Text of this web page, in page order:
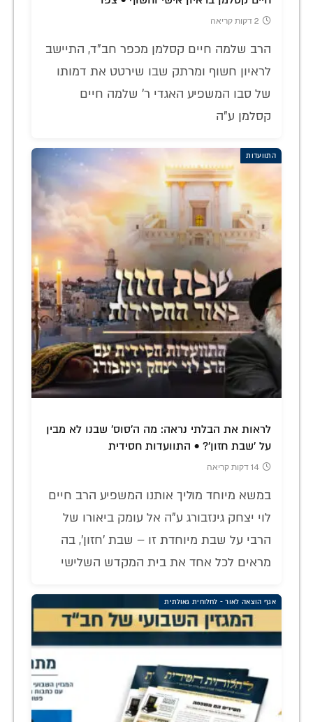
2 דקות קריאה
הרב שלמה חיים קסלמן מכפר חב"ד, התיישב
לראיון חשוף ומרתק שבו שירטט את דמותו
של סבו המשפיע האגדי ר' שלמה חיים
קסלמן ע"ה
התוועדות
לראות את הבלתי נראה: מה ה'סוס' שבנו לא מבין
על 'שבת חזון'? • התוועדות חסידית
14 דקות קריאה
במשא מיוחד מוליך אותנו המשפיע הרב חיים
לוי יצחק גינזבורג ע"ה אל עומק ביאורו של
הרבי על שבת מיוחדת זו – שבת 'חזון', בה
מראים לכל אחד את בית המקדש השלישי
אגף הוצאה לאור - לחלוחית גאולתית